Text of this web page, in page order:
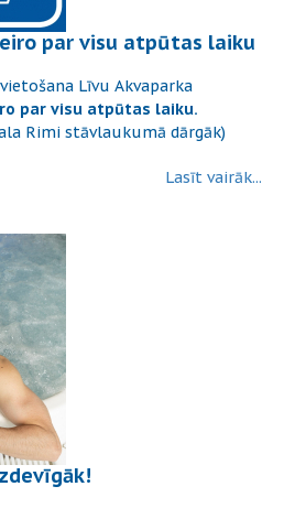
par visu atpūtas laiku
Līvu Akvaparka
par visu atpūtas laiku.
Rimi stāvlaukumā dārgāk)
Lasīt vairāk...